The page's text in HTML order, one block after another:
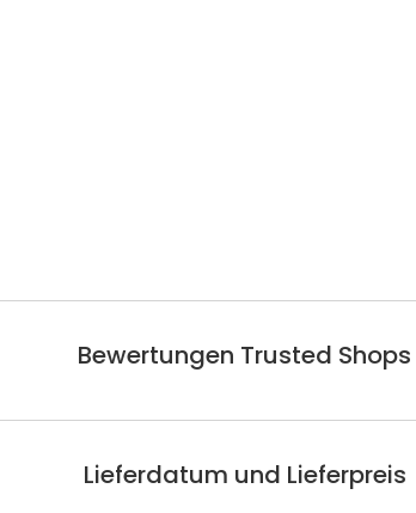
Bewertungen Trusted Shops
Lieferdatum und Lieferpreis